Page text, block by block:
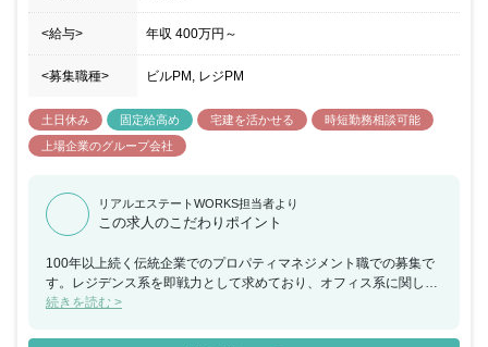
<給与> 年収 400万円 ～
<募集職種> ビルPM, レジPM
土日休み 固定給高め 宅建を活かせる
時短勤務相談可能
上場企業のグループ会社
リアルエステートWORKS担当者より
この求人のこだわりポイント
100年以上続く伝統企業でのプロパティマネジメント職での募集で
す。レジデンス系を即戦力として求めており、オフィス系に関して
も会社の知見が足りないということで、これまでのご経験を存分に
続きを読む >